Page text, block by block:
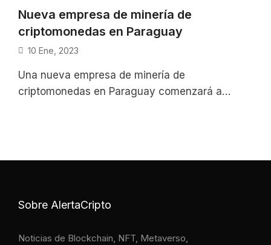
Nueva empresa de minería de
criptomonedas en Paraguay
10 Ene, 2023
Una nueva empresa de minería de
criptomonedas en Paraguay comenzará a
Sobre AlertaCripto
Noticias de Blockchain, NFT, Metaverso,